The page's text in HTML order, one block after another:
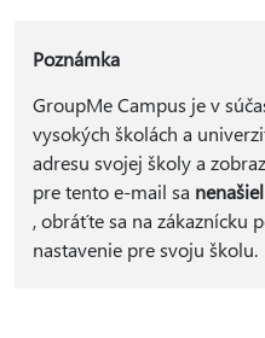
Poznámka
GroupMe Campus je v
vysokých školách a
adresu svojej školy a
pre tento e-mail sa
, obráťte sa na zákaznícku
nastavenie pre svoju školu.